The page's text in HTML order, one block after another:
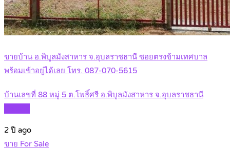
ขายบ้าน อ.พิบูลมังสาหาร จ.อุบลราชธานี ซอยตรงข้ามเทศบาล
พร้อมเข้าอยู่ได้เลย โทร. 087-070-5615
บ้านเลขที่ 88 หมู่ 5 ต.โพธิ์ศรี อ.พิบูลมังสาหาร จ.อุบลราชธานี
2 ปี ago
ขาย For Sale